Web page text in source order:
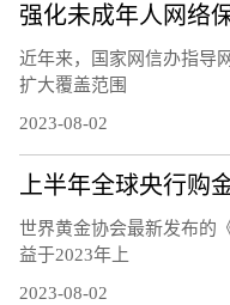
近年来，国家网信办指导
扩大覆盖范围
2023-08-02
世界黄金协会最新发布的
益于2023年上
2023-08-02